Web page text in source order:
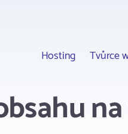
Hosting Tvůrce